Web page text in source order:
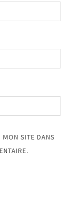
SITE DANS